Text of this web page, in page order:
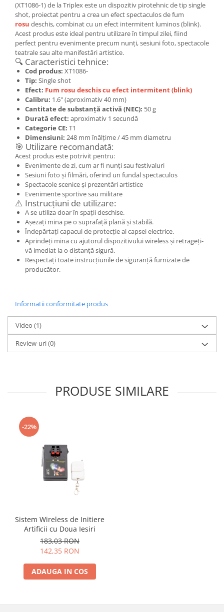
(XT1086-1) de la Triplex este un dispozitiv pirotehnic de tip single
shot, proiectat pentru a crea un efect spectaculos de fum
rosu deschis, combinat cu un efect intermitent luminos (blink).
Acest produs este ideal pentru utilizare în timpul zilei, fiind
perfect pentru evenimente precum nunți, sesiuni foto, spectacole
teatrale sau alte manifestări artistice.
🔍 Caracteristici tehnice:
Cod produs: XT1086-
Tip: Single shot
Efect: Fum rosu deschis cu efect intermitent (blink)
Calibru: 1.6" (aproximativ 40 mm)
Cantitate de substanță activă (NEC): 50 g
Durată efect: aproximativ 1 secundă
Categorie CE: T1
Dimensiuni: 248 mm înălțime / 45 mm diametru
🎯 Utilizare recomandată:
Acest produs este potrivit pentru:
Evenimente de zi, cum ar fi nunți sau festivaluri
Sesiuni foto și filmări, oferind un fundal spectaculos
Spectacole scenice și prezentări artistice
Evenimente sportive sau militare
⚠️ Instrucțiuni de utilizare:
A se utiliza doar în spații deschise.
Așezați mina pe o suprafață plană și stabilă.
Îndepărtați capacul de protecție al capsei electrice.
Aprindeți mina cu ajutorul dispozitivului wireless și retrageți-
vă imediat la o distanță sigură.
Respectați toate instrucțiunile de siguranță furnizate de
producător.
Informatii conformitate produs
Video (1)
Review-uri(0)
PRODUSE SIMILARE
-22%
Sistem Wireless de Initiere
Artificii cu Doua Iesiri
183,03 RON
142,35 RON
ADAUGA IN COS